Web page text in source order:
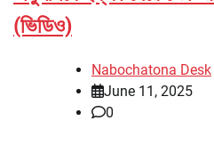
(ভিডিও)
Nabochatona Desk
June 11, 2025
0